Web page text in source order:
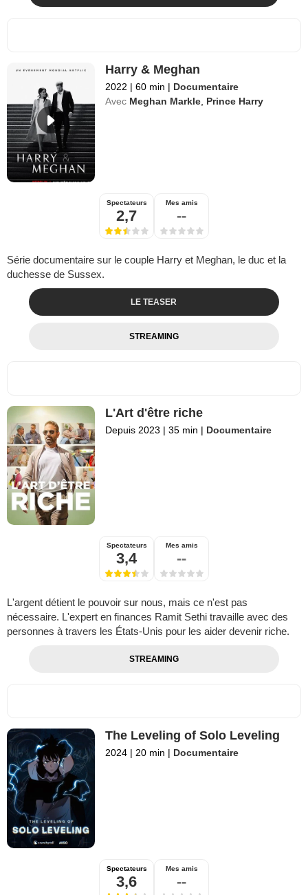
Harry & Meghan
2022 | 60 min | Documentaire
Avec Meghan Markle Prince Harry
Spectateurs
2,7
Mes amis
--
Série documentaire sur le couple Harry et Meghan, le duc et la
duchesse de Sussex.
LE TEASER
STREAMING
L'Art d'être riche
Depuis 2023 | 35 min | Documentaire
Spectateurs
3,4
Mes amis
--
L'argent détient le pouvoir sur nous, mais ce n'est pas
nécessaire. L'expert en finances Ramit Sethi travaille avec des
personnes à travers les États-Unis pour les aider devenir riche.
STREAMING
The Leveling of Solo Leveling
2024 | 20 min | Documentaire
Spectateurs
3,6
Mes amis
--